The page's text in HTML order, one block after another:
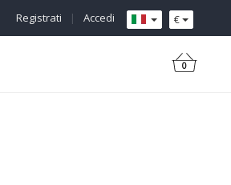
€
Accedi
|
Registrati
0